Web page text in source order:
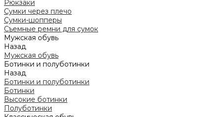
Рюкзаки
Сумки через плечо
Сумки-шопперы
Съемные ремни для сумок
Мужская обувь
Назад
Мужская обувь
Ботинки и полуботинки
Назад
Ботинки и полуботинки
Ботинки
Высокие ботинки
Полуботинки